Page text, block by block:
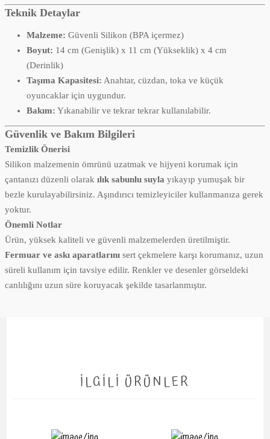
Teknik Detaylar
Malzeme: Güvenli Silikon (BPA içermez)
Boyut: 14 cm (Genişlik) x 11 cm (Yükseklik) x 4 cm
(Derinlik)
Taşıma Kapasitesi: Anahtar, cüzdan, toka ve küçük
oyuncaklar için uygundur.
Bakım: Yıkanabilir ve tekrar tekrar kullanılabilir.
Güvenlik ve Bakım Bilgileri
Temizlik Önerisi
Silikon malzemenin ömrünü uzatmak ve hijyeni korumak için
çantanızı düzenli olarakılık sabunlu suyla yıkayıp yumuşak bir
bezle kurulayabilirsiniz. Aşındırıcı temizleyiciler kullanmanıza gerek
yoktur.
Önemli Notlar
Ürün, yüksek kaliteli ve güvenli malzemelerden üretilmiştir.
Fermuar ve askı aparatlarını sert çekmelere karşı korumanız, uzun
süreli kullanım için tavsiye edilir. Renkler ve desenler görseldeki
canlılığını uzun süre koruyacak şekilde tasarlanmıştır.
İLGİLİ ÜRÜNLER